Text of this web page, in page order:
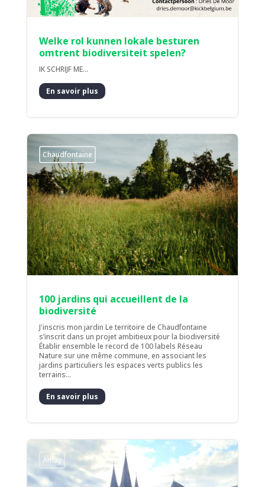
Welke rol kunnen lokale besturen
omtrent biodiversiteit spelen?
IK SCHRIJF ME...
En savoir plus
Chaudfontaine
100 jardins qui accueillent de la
biodiversité
J'inscris mon jardin Le territoire de Chaudfontaine
s’inscrit dans un projet ambitieux pour la biodiversité
Établir ensemble le record de 100 labels Réseau
Nature sur une même commune, en associant les
jardins particuliers les espaces verts publics les
terrains...
En savoir plus
Amay